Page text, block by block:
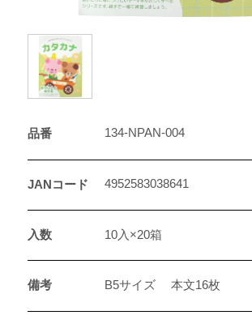
品番 134-NPAN-004
JANコード 4952583038641
入数 10入×20箱
備考 B5サイズ 本文16枚